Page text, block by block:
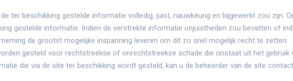
ter beschikking gestelde informatie volledig, juist, nauwkeurig en bijgewerkt zou zijn.
gestelde informatie. Indien de verstrekte informatie onjuistheden zou bevatten of
de grootst mogelijke inspanning leveren om dit zo snel mogelijk recht te zetten.
gesteld voor rechtstreekse of onrechtstreekse schade die onstaat uit het gebruik
die via de site ter beschikking wordt gesteld, kan u de beheerder van de site